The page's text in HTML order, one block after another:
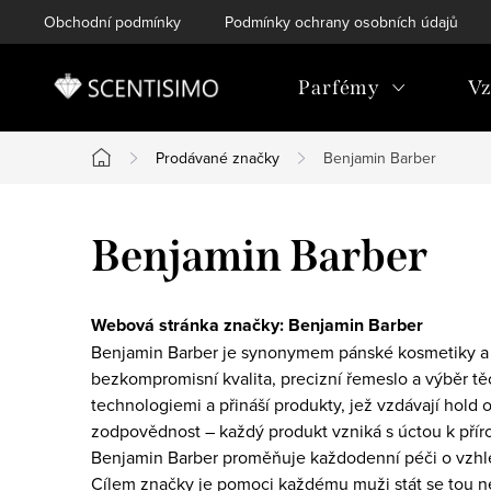
na
Obchodní podmínky Podmínky ochrany osobních údajů
Parfémy
Domů
Prodávané značky Benjamin Barber
Benjamin Barber
Webová stránka značky: Benjamin Barber
Benjamin Barber je synonymem pánské
bezkompromisní kvalita, precizní řemeslo a výběr
technologiemi a přináší produkty, jež vzdávají hold
zodpovědnost – každý produkt vzniká s úctou k
Benjamin Barber proměňuje každodenní péči o
Cílem značky je pomoci každému muži stát se tou